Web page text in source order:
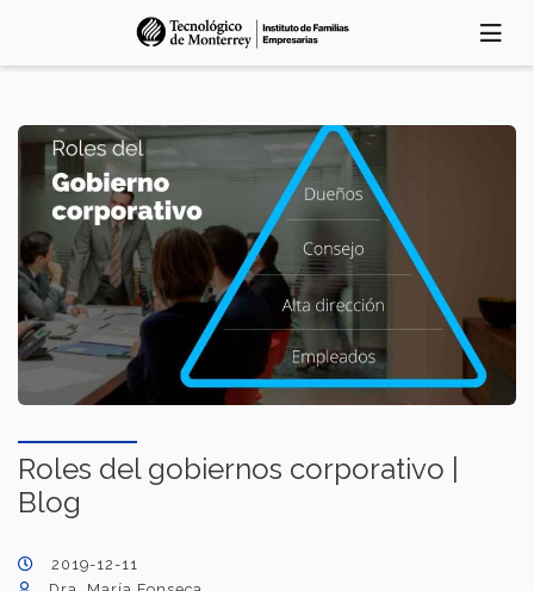
Roles del gobiernos corporativo |
Blog
2019-12-11